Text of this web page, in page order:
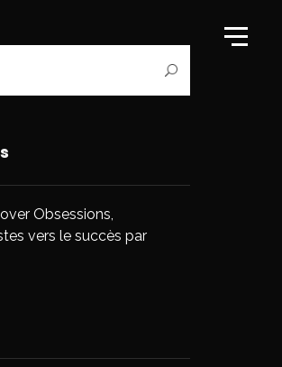
Obsessions,
vers le succès par